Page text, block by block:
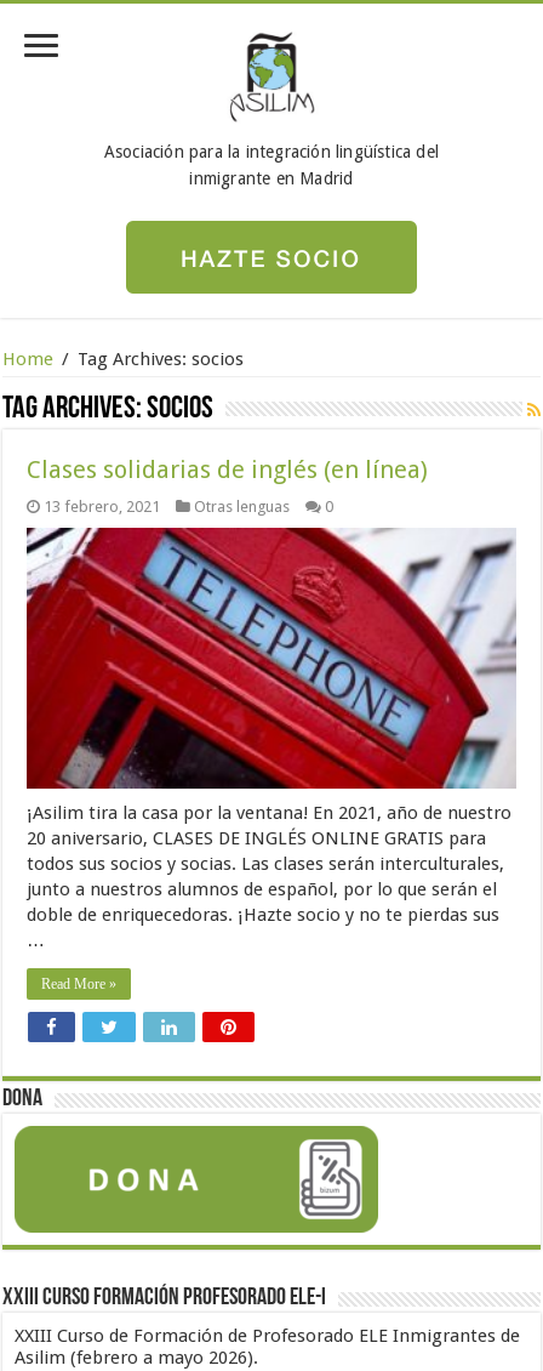
Asociación para la integración lingüística del
inmigrante en Madrid
Home / Tag Archives: socios
Tag Archives:socios
Clases solidarias de inglés (en línea)
13 febrero, 2021 Otras lenguas 0
¡Asilim tira la casa por la ventana! En 2021, año de nuestro
20 aniversario, CLASES DE INGLÉS ONLINE GRATIS para
todos sus socios y socias. Las clases serán interculturales,
junto a nuestros alumnos de español, por lo que serán el
doble de enriquecedoras. ¡Hazte socio y no te pierdas sus
…
Read More »
Dona
XXIII Curso formación profesorado ELE-I
XXIII Curso de Formación de Profesorado ELE Inmigrantes de
Asilim (febrero a mayo 2026).